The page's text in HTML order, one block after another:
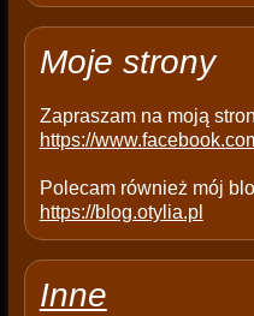
p
y
Moje strony
Zapraszam na moją
https://
Polecam również mój
https://blog.otylia.pl
Inne